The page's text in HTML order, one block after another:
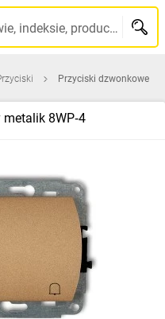
Szukaj po nazwie, indeksie, producencie, kodzie kreskowym...
Przyciski dzwonkowe
8WP‑4